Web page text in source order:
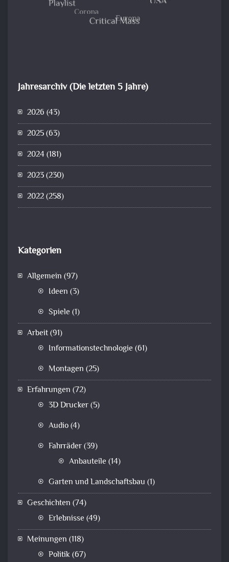
Jahresarchiv (Die letzten 5 Jahre)
2026 (43)
2025(63)
2024(181)
2023(230)
2022(258)
Kategorien
Allgemein (97)
Ideen (3)
Spiele (1)
Arbeit(91)
Informationstechnologie (61)
Montagen (25)
Erfahrungen (72)
3D Drucker(5)
Audio(4)
Fahrräder(39)
Anbauteile (14)
Garten und Landschaftsbau (1)
Geschichten (74)
Erlebnisse (49)
Meinungen (118)
Politik(67)